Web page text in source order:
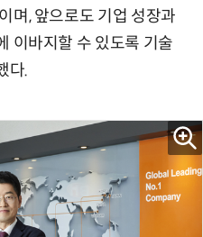
며, 앞으로도 기업 성장과
이바지할 수 있도록 기술
다.